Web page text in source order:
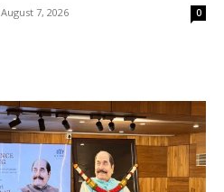
August 7, 2026 0